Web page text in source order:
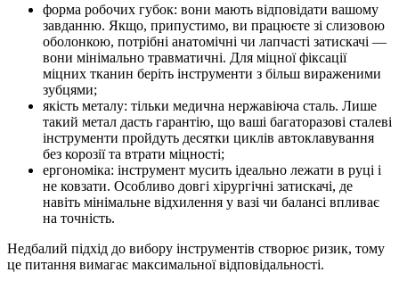
форма робочих губок: вони мають відповідати вашому
завданню. Якщо, припустимо, ви працюєте зі слизовою
оболонкою, потрібні анатомічні чи лапчасті затискачі —
вони мінімально травматичні. Для міцної фіксації
міцних тканин беріть інструменти з більш вираженими
зубцями;
якість металу: тільки медична нержавіюча сталь. Лише
такий метал дасть гарантію, що ваші багаторазові сталеві
інструменти пройдуть десятки циклів автоклавування
без корозії та втрати міцності;
ергономіка: інструмент мусить ідеально лежати в руці і
не ковзати. Особливо довгі хірургічні затискачі, де
навіть мінімальне відхилення у вазі чи балансі впливає
на точність.
Недбалий підхід до вибору інструментів створює ризик, тому
це питання вимагає максимальної відповідальності.